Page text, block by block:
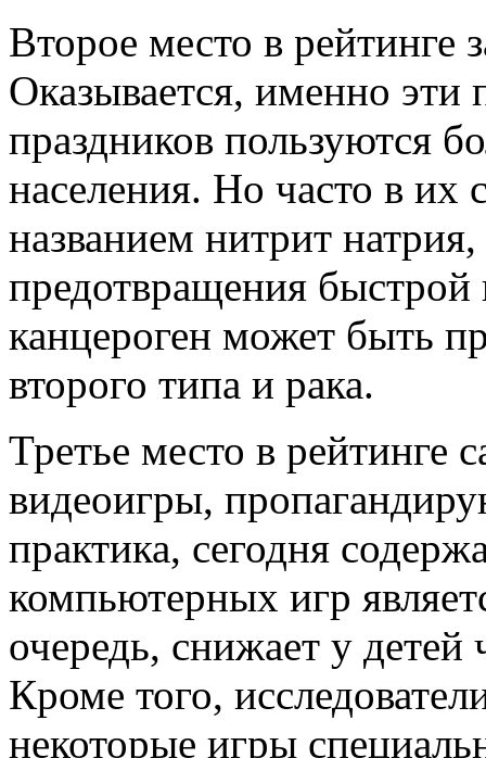
Второе место в рейтинге
Оказывается, именно
праздников пользуются
населения. Но часто в их
названием нитрит
предотвращения
канцероген может быть
второго типа и рака.
Третье место в рейтинге
видеоигры,
практика, сегодня
компьютерных игр
очередь, снижает у детей
Кроме того,
некоторые игры